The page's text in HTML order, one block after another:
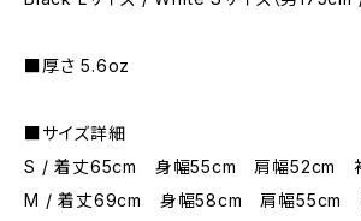
■厚さ 5.6oz
■サイズ詳細
S / 着丈65cm 身幅55cm 肩幅52cm
M / 着丈69cm 身幅58cm 肩幅55cm